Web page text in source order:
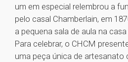
um em especial relembrou a
pelo casal Chamberlain, em
a pequena sala de aula na
Para celebrar, o CHCM
uma peça única de artesanato